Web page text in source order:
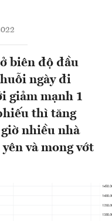
biên độ đầu
ngày đi
giảm mạnh 1
thì tăng
nhiều nhà
và mong vớt